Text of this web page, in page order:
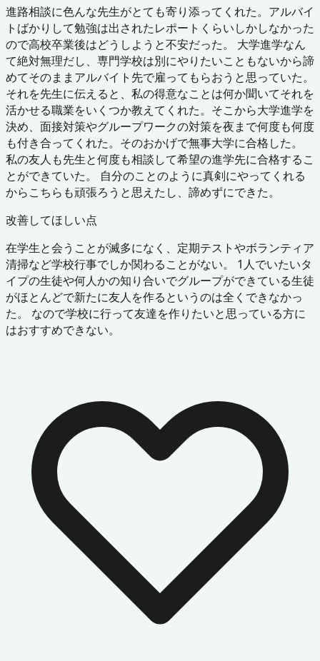
進路相談に色んな先生がとても寄り添ってくれた。アルバイ
トばかりして勉強は出されたレポートくらいしかしなかった
ので高校卒業後はどうしようと不安だった。 大学進学なん
て絶対無理だし、専門学校は別にやりたいこともないから諦
めてそのままアルバイト先で雇ってもらおうと思っていた。
それを先生に伝えると、私の得意なことは何か聞いてそれを
活かせる職業をいくつか教えてくれた。そこから大学進学を
決め、面接対策やグループワークの対策を夜まで何度も何度
も付き合ってくれた。そのおかげで無事大学に合格した。
私の友人も先生と何度も相談して希望の進学先に合格するこ
とができていた。 自分のことのように真剣にやってくれる
からこちらも頑張ろうと思えたし、諦めずにできた。
改善してほしい点
在学生と会うことが滅多になく、定期テストやボランティア
清掃など学校行事でしか関わることがない。 1人でいたいタ
イプの生徒や何人かの知り合いでグループができている生徒
がほとんどで新たに友人を作るというのは全くできなかっ
た。 なので学校に行って友達を作りたいと思っている方に
はおすすめできない。